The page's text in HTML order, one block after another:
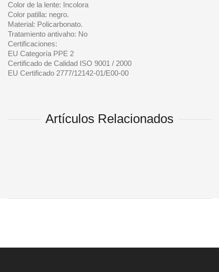
Color de la lente: Incolora
Color patilla: negro.
Material: Policarbonato.
Tratamiento antivaho: No
Certificaciones:
EU Categoría PPE 2
Certificado de Calidad ISO 9001 / 2000
EU Certificado 2777/12142-01/E00-00
Artículos Relacionados